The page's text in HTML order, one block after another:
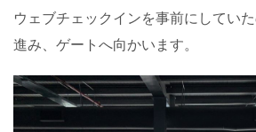
ウェブチェックインを事前にしてい
進み、ゲートへ向かいます。